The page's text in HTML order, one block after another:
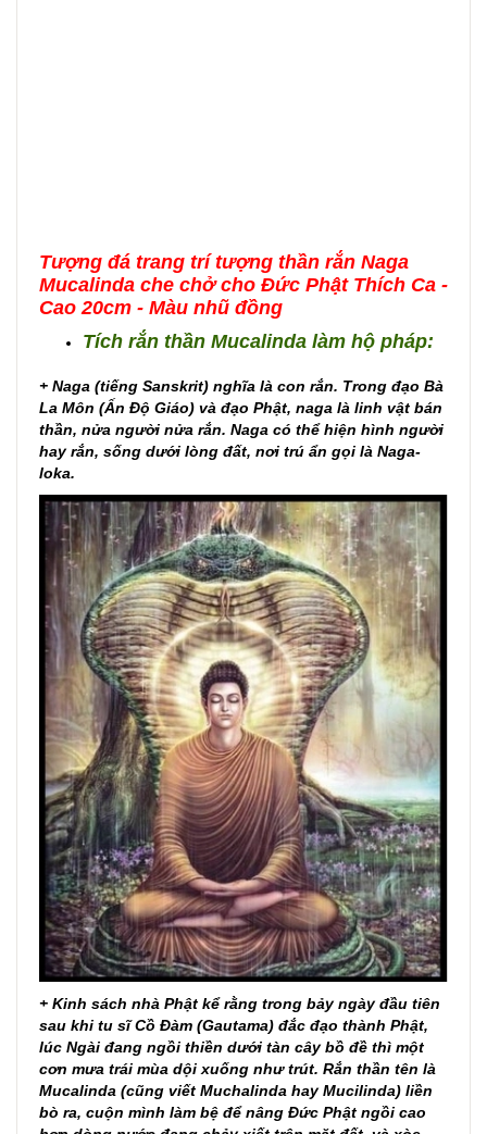
Tượng đá trang trí tượng thần rắn Naga
Mucalinda che chở cho Đức Phật Thích Ca -
Cao 20cm - Màu nhũ đồng
Tích rắn thần Mucalinda làm hộ pháp:
+ Naga (tiếng Sanskrit) nghĩa là con rắn. Trong đạo Bà
La Môn (Ấn Độ Giáo) và đạo Phật, naga là linh vật bán
thần, nửa người nửa rắn. Naga có thể hiện hình người
hay rắn, sống dưới lòng đất, nơi trú ẩn gọi là Naga-
loka.
+ Kinh sách nhà Phật kể rằng trong bảy ngày đầu tiên
sau khi tu sĩ Cồ Đàm (Gautama) đắc đạo thành Phật,
lúc Ngài đang ngồi thiền dưới tàn cây bồ đề thì một
cơn mưa trái mùa dội xuống như trút. Rắn thần tên là
Mucalinda (cũng viết Muchalinda hay Mucilinda) liền
bò ra, cuộn mình làm bệ để nâng Đức Phật ngồi cao